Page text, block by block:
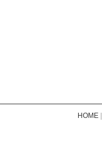
HOME|